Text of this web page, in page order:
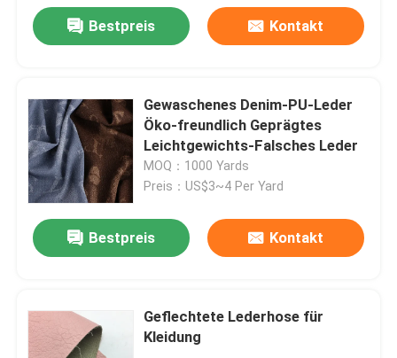
Fabrik Tour
Kontakt
Referenzen
Falsches Leder aus PVC
Mikrofaserledermaterial
Bestpreis Kontakt
Gewaschenes Denim-PU-Leder
Öko-freundlich Geprägtes
Leichtgewichts-Falsches Leder
MOQ：1000 Yards
Preis：US$3~4 Per Yard
Bestpreis Kontakt
Geflechtete Lederhose für
Kleidung